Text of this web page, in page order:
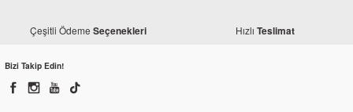
4.022,90 TL
Çeşitli Ödeme Seçenekleri Hızlı Teslimat
Bizi Takip Edin!